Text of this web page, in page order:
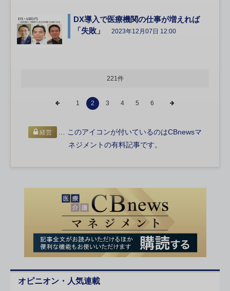
DX導入で医療機関の仕事が増えれば
「失敗」
2023年12月07日 12:00
221件
1 2 3 4 5 6
経営
… このアイコンが付いているのはCBnewsマ
ネジメントの有料記事です。
オピニオン・人気連載